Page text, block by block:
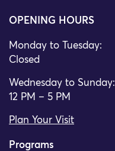
OPENING HOURS
Monday to Tuesday:
Closed
Wednesday to Sunday:
12 PM – 5 PM
Plan Your Visit
Programs